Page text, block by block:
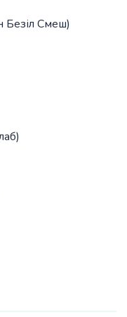
Безіл Смеш)